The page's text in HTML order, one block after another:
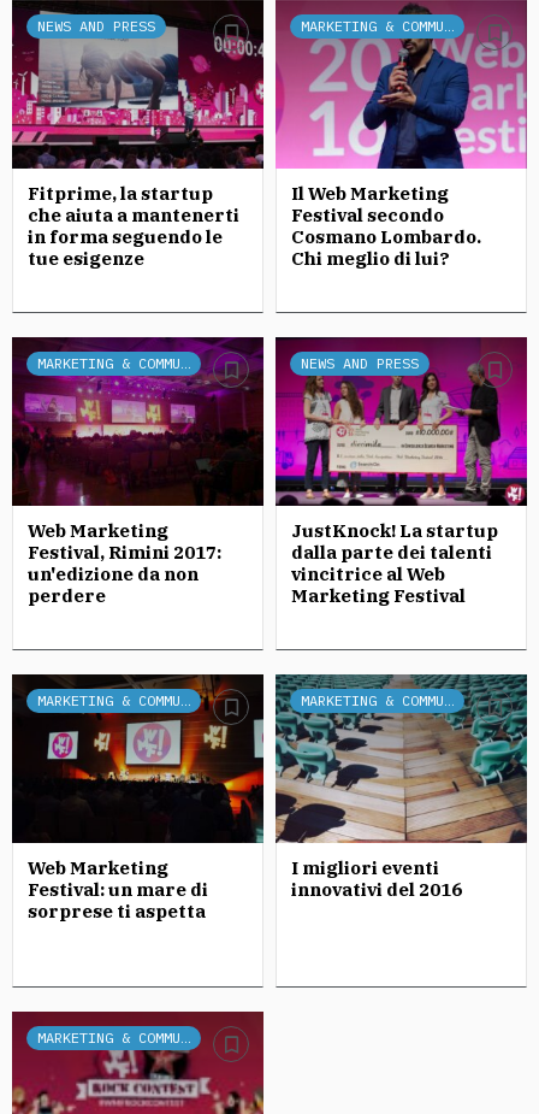
NEWS AND PRESS
Fitprime, la startup
che aiuta a mantenerti
in forma seguendo le
tue esigenze
MARKETING & COMMUNICATION
Il Web Marketing
Festival secondo
Cosmano Lombardo.
Chi meglio di lui?
MARKETING & COMMUNICATION
Web Marketing
Festival, Rimini 2017:
un'edizione da non
perdere
NEWS AND PRESS
JustKnock! La startup
dalla parte dei talenti
vincitrice al Web
Marketing Festival
MARKETING & COMMUNICATION
Web Marketing
Festival: un mare di
sorprese ti aspetta
MARKETING & COMMUNICATION
I migliori eventi
innovativi del 2016
MARKETING & COMMUNICATION